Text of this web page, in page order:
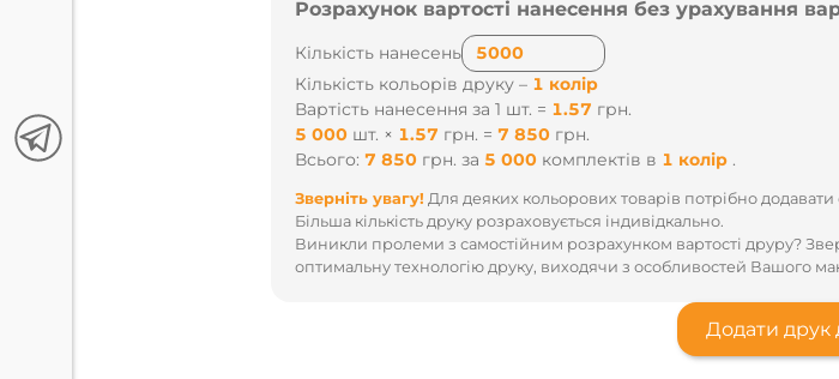
Розрахунок вартості нанесення без урахування
Кількість нанесень
Кількість кольорів друку – 4 кольори
Вартість нанесення за 1 шт. = 8.37 грн.
3 000 шт. × 8.37 грн. = 25 110 грн.
Всього: 25 110 грн.за 3 000 комплектівв 4 кольори
Зверніть увагу! Для деяких кольорових товарів потрібно додавати
Більша кількість друку розраховується індивідкально.
Виникли пролеми з самостійним розрахунком вартості друру?
оптимальну технологію друку, виходячи з особливостей Вашого
Додати друк